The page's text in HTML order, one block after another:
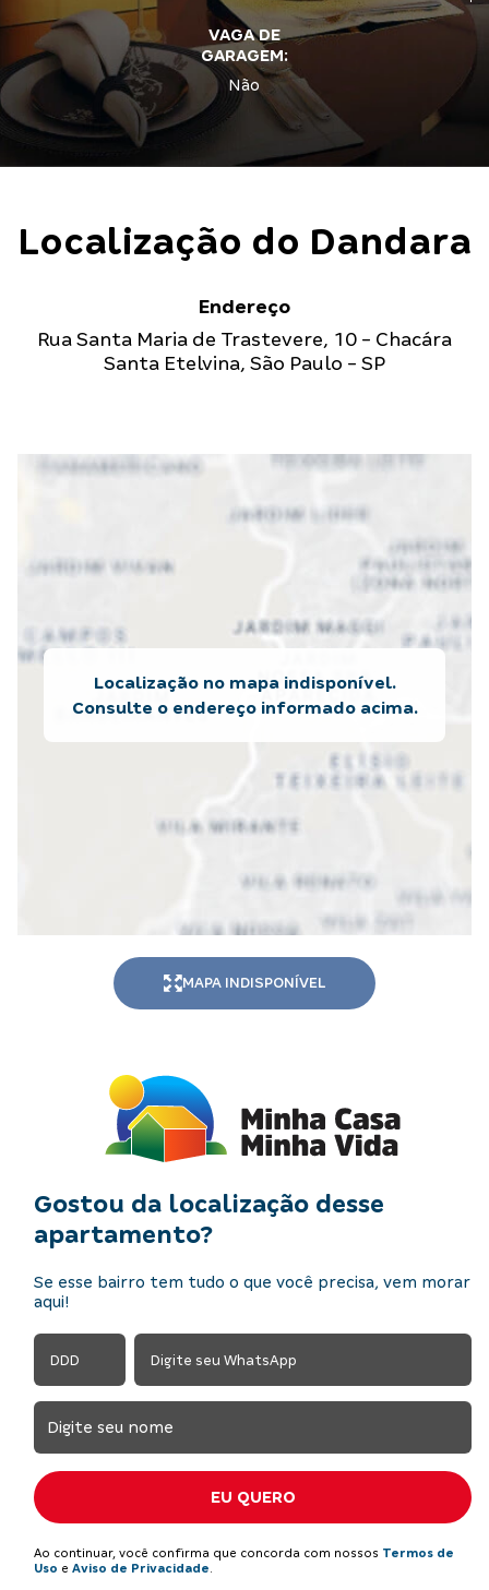
VAGA DE
GARAGEM:
Não
Localização do Dandara
Endereço
Rua Santa Maria de Trastevere, 10 - Chacára
Santa Etelvina, São Paulo - SP
Localização no mapa indisponível.
Consulte o endereço informado acima.
MAPA INDISPONÍVEL
Gostou da localização desse
apartamento?
Se esse bairro tem tudo o que você precisa, vem morar
aqui!
EU QUERO
Ao continuar, você confirma que concorda com nossos Termos de
Uso e Aviso de Privacidade